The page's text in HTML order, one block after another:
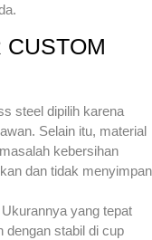
steel dipilih karena
Selain itu, material
kebersihan
dan tidak menyimpan
Ukurannya yang tepat
dengan stabil di cup